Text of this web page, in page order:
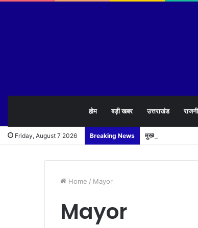
होम बड़ी खबर उत्तराखंड
Friday, August 7 2026 Breaking News मुख्यमंत्री पुष्कर सिंह
Home / Mayor
Mayor